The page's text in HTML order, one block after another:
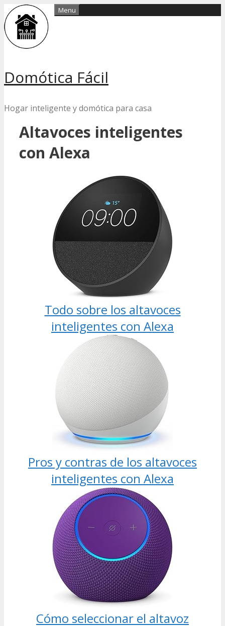
Skip
to
content
Domótica Fácil
Hogar inteligente y domótica para casa
Menu
Altavoces inteligentes
con Alexa
Todo sobre los altavoces
inteligentes con Alexa
Pros y contras de los altavoces
inteligentes con Alexa
Cómo seleccionar el altavoz